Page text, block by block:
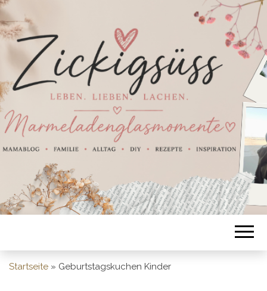
Startseite » Geburtstagskuchen Kinder